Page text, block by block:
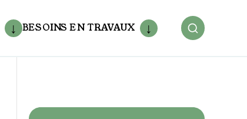
BESOINS EN TRAVAUX